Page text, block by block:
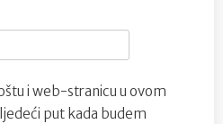
i web-stranicu u ovom
put kada budem